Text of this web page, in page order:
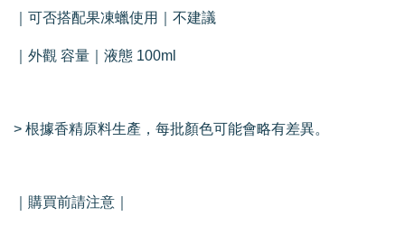
｜可否搭配果凍蠟使用｜不建議
｜外觀 容量｜液態 100ml
> 根據香精原料生產，每批顏色可能會略有差異。
｜購買前請注意｜